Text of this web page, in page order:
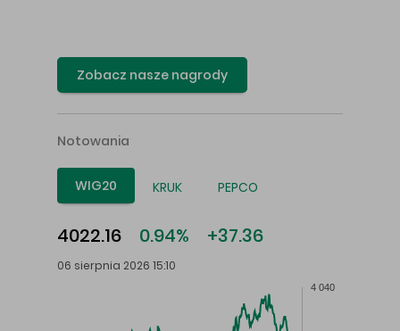
Zobacz nasze nagrody
Notowania
WIG20 KRUK PEPCO
4022.16 0.94% +37.36
06 sierpnia 2026 15:10
4 040